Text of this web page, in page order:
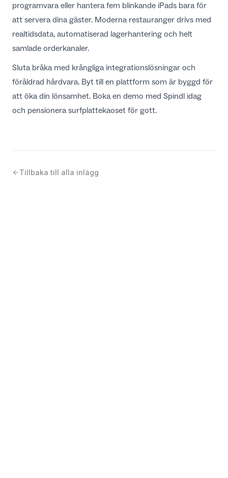
programvara eller hantera fem blinkande iPads bara för
att servera dina gäster. Moderna restauranger drivs med
realtidsdata, automatiserad lagerhantering och helt
samlade orderkanaler.
Sluta bråka med krångliga integrationslösningar och
föråldrad hårdvara. Byt till en plattform som är byggd för
att öka din lönsamhet. Boka en demo med Spindl idag
och pensionera surfplattekaoset för gott.
Tillbaka till alla inlägg